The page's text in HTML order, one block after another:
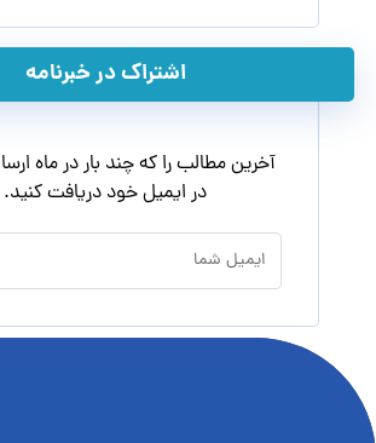
اشتراک در خبرنامه
آخرین مطالب را که چند بار در ماه
در ایمیل خود دریافت کنید.